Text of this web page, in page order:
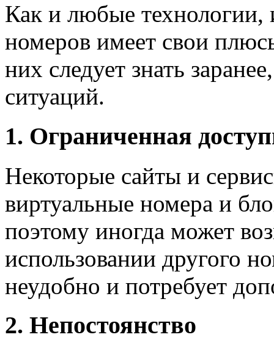
Как и любые технологии,
номеров имеет свои
них следует знать
ситуаций.
1. Ограниченная
Некоторые сайты и
виртуальные номера и
поэтому иногда может
использовании другого
неудобно и потребует
2. Непостоянство